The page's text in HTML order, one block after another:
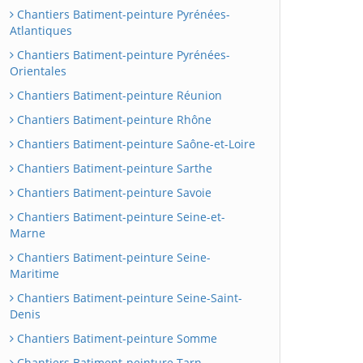
Chantiers Batiment-peinture Pyrénées-
Atlantiques
Chantiers Batiment-peinture Pyrénées-
Orientales
Chantiers Batiment-peinture Réunion
Chantiers Batiment-peinture Rhône
Chantiers Batiment-peinture Saône-et-Loire
Chantiers Batiment-peinture Sarthe
Chantiers Batiment-peinture Savoie
Chantiers Batiment-peinture Seine-et-
Marne
Chantiers Batiment-peinture Seine-
Maritime
Chantiers Batiment-peinture Seine-Saint-
Denis
Chantiers Batiment-peinture Somme